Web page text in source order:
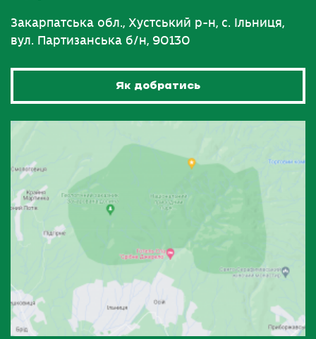
Закарпатська обл., Хустський р-н, с. Ільниця,
вул. Партизанська б/н, 90130
Як добратись